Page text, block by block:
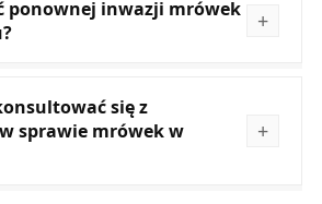
ponownej inwazji mrówek
się z
sprawie mrówek w